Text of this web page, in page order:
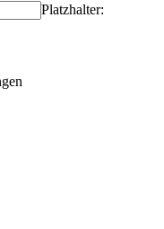
Platzhalter: